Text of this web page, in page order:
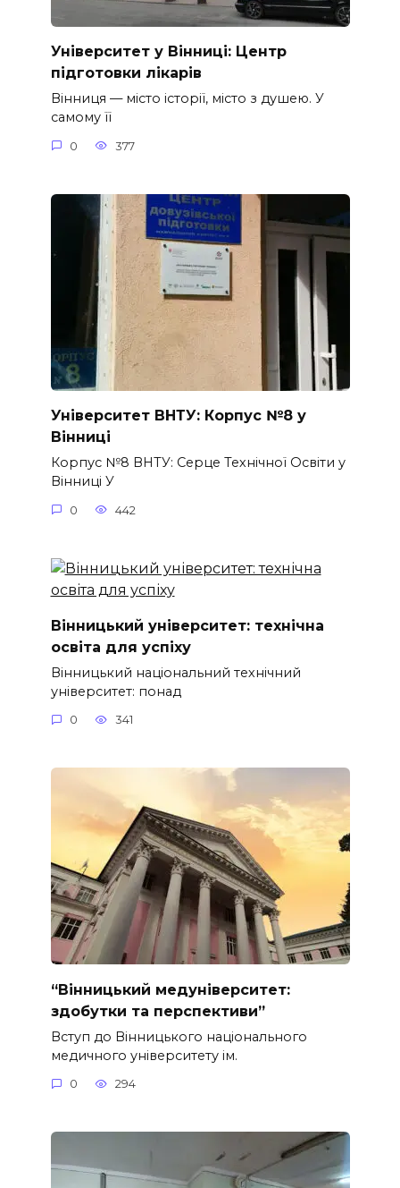
Університет у Вінниці: Центр
підготовки лікарів
Вінниця — місто історії, місто з душею. У
самому її
0 377
Університет ВНТУ: Корпус №8 у
Вінниці
Корпус №8 ВНТУ: Серце Технічної Освіти у
Вінниці У
0 442
Вінницький університет: технічна
освіта для успіху
Вінницький національний технічний
університет: понад
0 341
“Вінницький медуніверситет:
здобутки та перспективи”
Вступ до Вінницького національного
медичного університету ім.
0 294